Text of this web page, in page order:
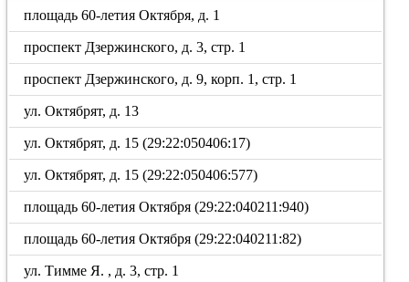
площадь 60-летия Октября, д. 1
проспект Дзержинского, д. 3, стр. 1
проспект Дзержинского, д. 9, корп. 1, стр. 1
ул. Октябрят, д. 13
ул. Октябрят, д. 15 (29:22:050406:17)
ул. Октябрят, д. 15 (29:22:050406:577)
площадь 60-летия Октября (29:22:040211:940)
площадь 60-летия Октября (29:22:040211:82)
ул. Тимме Я. , д. 3, стр. 1